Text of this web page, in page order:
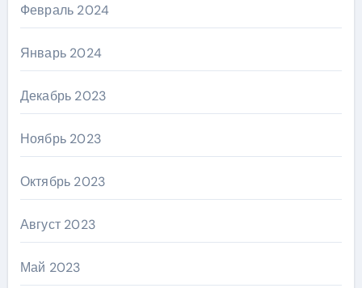
Февраль 2024
Январь 2024
Декабрь 2023
Ноябрь 2023
Октябрь 2023
Август 2023
Май 2023